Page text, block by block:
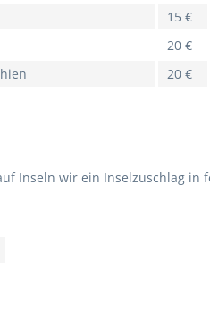
15 €
20 €
20 €
Inseln wir ein Inselzuschlag in